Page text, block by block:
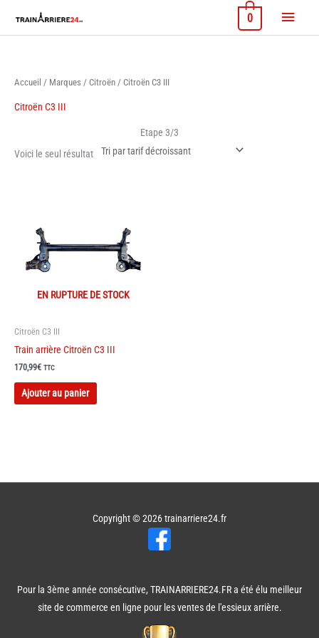
contenu
Menu
0
Accueil / Marques / Citroën / Citroën C3 III
Citroën C3 III
Etape 3/3
Voici le seul résultat
EN RUPTURE DE STOCK
Citroën C3 III
Train arrière Citroën C3 III
170,99€ TTC
Ajouter au panier
Copyright © 2026trainarriere24.fr
Pour la 3ème année consécutive, TRAINARRIERE24.FR a été élu meilleur
site de commerce en ligne pour les ventes de l'essieux arrière.